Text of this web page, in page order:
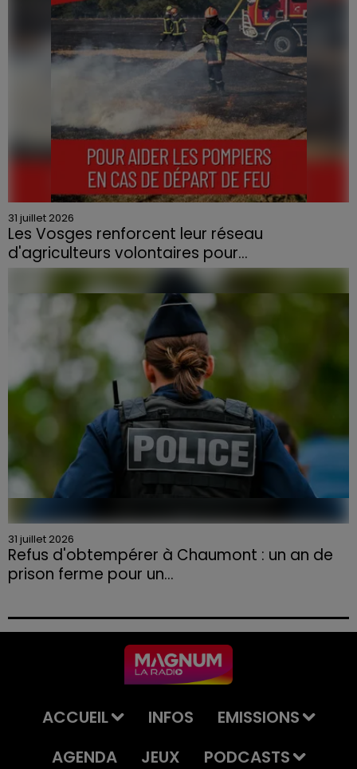
31 juillet 2026
Les Vosges renforcent leur réseau
d'agriculteurs volontaires pour...
Face à la sécheresse et aux risques de départs de feu,
la Chambre d'agriculture des Vosges a lancé un appel
aux agriculteurs volontaires pour venir en aide...
31 juillet 2026
Refus d'obtempérer à Chaumont : un an de
prison ferme pour un...
permis et la confiscation de son véhicule.
ACCUEIL INFOS
EMISSIONS
AGENDA
JEUX PODCASTS